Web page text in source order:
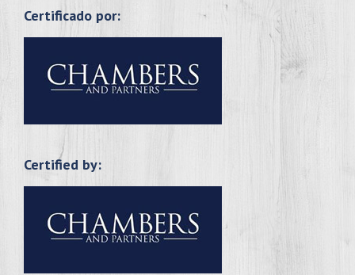
Certificado por:
Certified by: